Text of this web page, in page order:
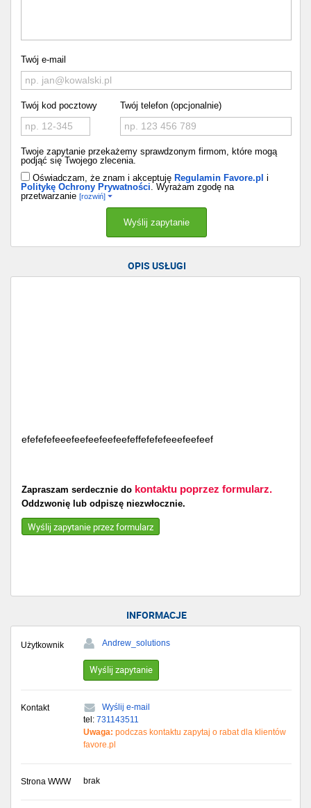
Twój e-mail
Twój kod pocztowy Twój telefon (opcjonalnie)
Twoje zapytanie przekażemy sprawdzonym firmom, które mogą
podjąć się Twojego zlecenia.
Oświadczam, że znam i akceptuję Regulamin Favore.pl i
Politykę Ochrony Prywatności . Wyrażam zgodę na
przetwarzanie [rozwiń]
OPIS USŁUGI
efefefefeeefeefeefeefeefeffefefefeeefeefeef
Zapraszam serdecznie do kontaktu poprzez formularz.
Oddzwonię lub odpiszę niezwłocznie.
Wyślij zapytanie przez formularz
INFORMACJE
Użytkownik Andrew_solutions
Wyślij zapytanie
Kontakt
Wyślij e-mail
tel: 731143511
Uwaga: podczas kontaktu zapytaj o rabat dla klientów
favore.pl
Strona WWW brak